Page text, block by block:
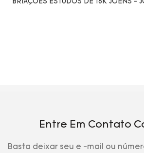
Entre Em Contato
Basta deixar seu e -mail ou